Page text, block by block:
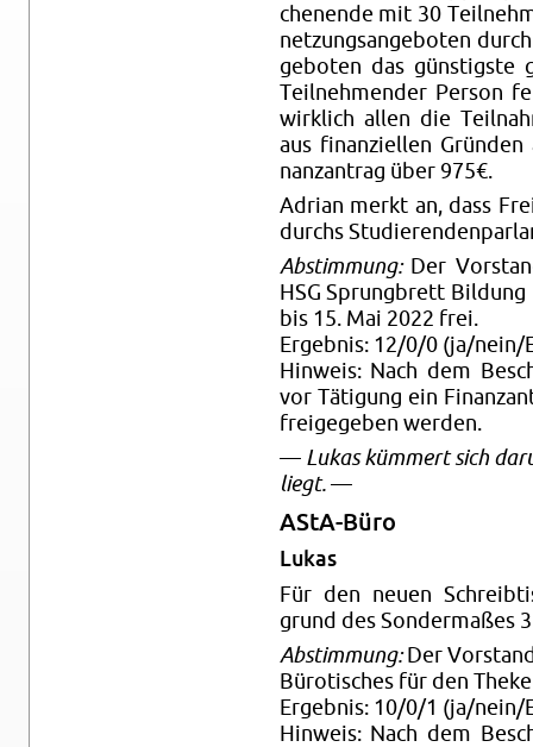
chen­en­de mit 30
net­zungs­an­ge­bo­ten
ge­bo­ten das güns­tigs­te
Teil­neh­men­der Per­son
wirk­lich allen die
aus fi­nan­zi­el­len
nanz­an­trag über 975€.
Adri­an merkt an, dass
durchs
Ab­stim­mung:Der
HSG Sprung­brett
bis 15. Mai 2022 frei.
Er­geb­nis: 12/0/0 (ja/nein/
Hin­weis: Nach dem
vor Tä­ti­gung ein
frei­ge­ge­ben wer­den.
— Lukas küm­mert sich
liegt. —
AStA-Bü­ro
Lukas
Für den neuen
grund des Son­der­ma­ßes
Ab­stim­mung:Der
Bü­ro­ti­sches für den
Er­geb­nis: 10/0/1 (ja/nein/
Hin­weis: Nach dem